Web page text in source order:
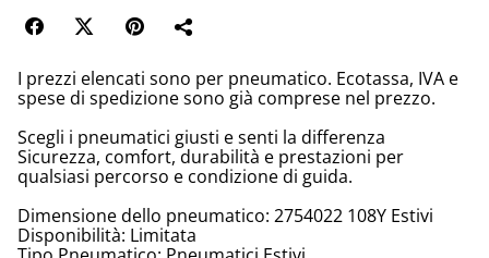
I prezzi elencati sono per pneumatico. Ecotassa, IVA e
spese di spedizione sono già comprese nel prezzo.
Scegli i pneumatici giusti e senti la differenza
Sicurezza, comfort, durabilità e prestazioni per
qualsiasi percorso e condizione di guida.
Dimensione dello pneumatico: 2754022 108Y Estivi
Disponibilità: Limitata